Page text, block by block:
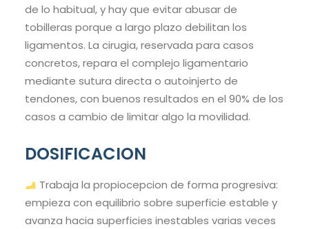
de lo habitual, y hay que evitar abusar de
tobilleras porque a largo plazo debilitan los
ligamentos. La cirugia, reservada para casos
concretos, repara el complejo ligamentario
mediante sutura directa o autoinjerto de
tendones, con buenos resultados en el 90% de los
casos a cambio de limitar algo la movilidad.
DOSIFICACION
Trabaja la propiocepcion de forma progresiva:
empieza con equilibrio sobre superficie estable y
avanza hacia superficies inestables varias veces